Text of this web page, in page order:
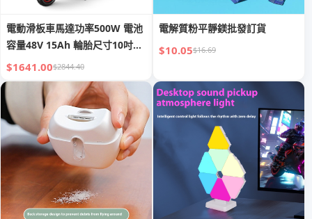
電動滑板車馬達功率500W 電池
容量48V 15Ah 輪胎尺寸10吋最
高時速25-45公里單次續航35-45
公里
$1641.00$2844.40
電解質粉平靜鎂批發訂貨
$10.05$16.69